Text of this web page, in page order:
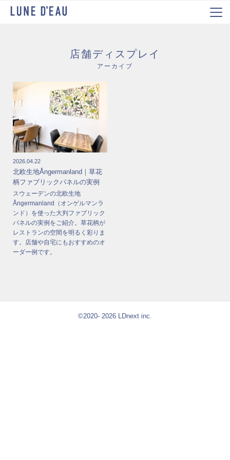
店舗ディスプレイ
アーカイブ
2026.04.22
北欧生地Ångermanland｜草花
柄ファブリックパネルの実例
スウェーデンの北欧生地
Ångermanland（オンゲルマンラ
ンド）を使った大判ファブリック
パネルの実例をご紹介。草花柄が
レストランの空間を明るく彩りま
す。店舗や自宅にもおすすめのオ
ーダー例です。
©2020- 2026 LDnext inc.